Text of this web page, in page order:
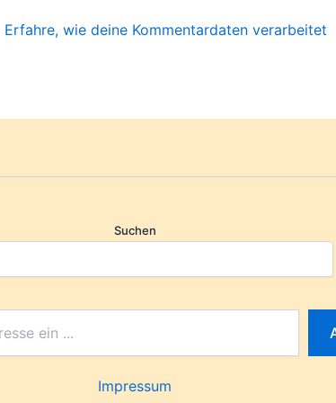
Erfahre, wie deine Kommentardaten verarbeitet
Suchen
Impressum